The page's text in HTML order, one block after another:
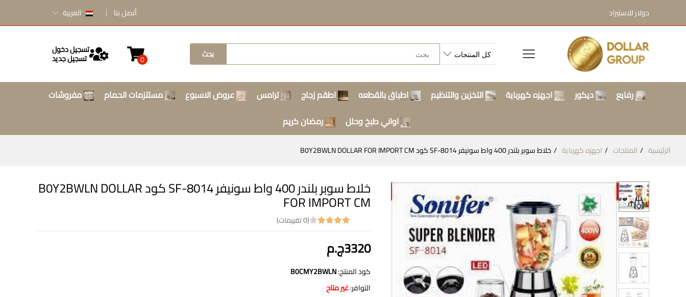
دولار للاستيراد أتصل بنا العربية
بحث 0
تسجيل دخول
تسجيل جديد
رفايع ديكور اجهزه كهرباية التخزين والتنظيم اطباق بالقطعه اطقم زجاج ترامس عروض الاسبوع مستلزمات الحمام
مفروشات
اواني طبخ وحلل
رمضان كريم
الرئيسية المنتجات اجهزه كهرباية خلاط سوبر بلندر 400 واط سونيفر SF-8014 كود B0Y2BWLN DOLLAR FOR IMPORT CM
خلاط سوبر بلندر 400 واط سونيفر SF-8014 كود B0Y2BWLN DOLLAR
FOR IMPORT CM
(0 تقييمات)
3320ج.م
كود المنتج:B0CMY2BWLN
التوافر:غير متاح